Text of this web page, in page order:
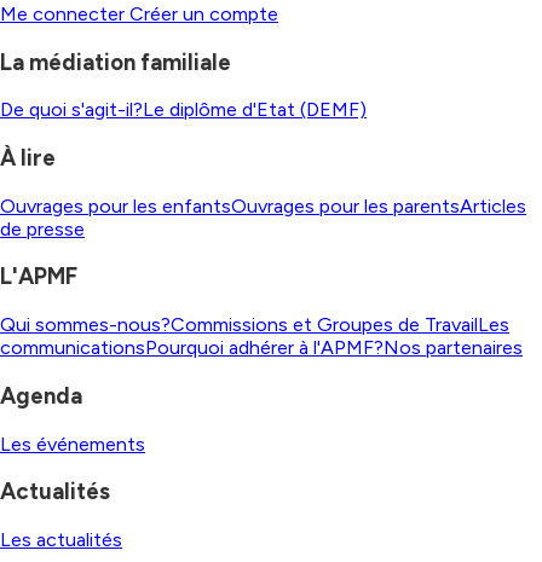
Me connecter Créer un compte
La médiation familiale
De quoi s'agit-il?Le diplôme d'Etat (DEMF)
À lire
Ouvrages pour les enfantsOuvrages pour les parentsArticles
de presse
L'APMF
Qui sommes-nous?Commissions et Groupes de TravailLes
communicationsPourquoi adhérer à l'APMF?Nos partenaires
Agenda
Les événements
Actualités
Les actualités